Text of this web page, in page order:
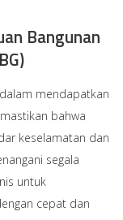
Bangunan
mendapatkan
bahwa
keselamatan dan
segala
untuk
cepat dan